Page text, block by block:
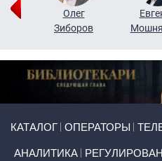
Олег
Зиборов
КАТАЛОГ ОПЕРАТОРЫ
АНАЛИТИКА